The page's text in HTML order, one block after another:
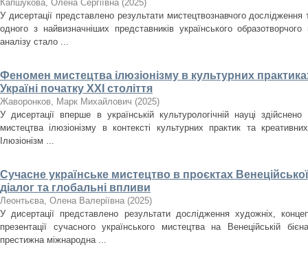
Капшукова, Олена Сергіївна (2025)
У дисертації представлено результати мистецтвознавчого
одного з найвизначніших представників українського
аналізу стало ...
Феномен мистецтва ілюзіонізму в культурних
Україні початку ХХІ століття
Жаворонков, Марк Михайлович (2025)
У дисертації вперше в українській культурологічній науці
мистецтва ілюзіонізму в контексті культурних практик та
Ілюзіонізм ...
Сучасне українське мистецтво в проєктах
діалог та глобальні впливи
Леонтьєва, Олена Валеріївна (2025)
У дисертації представлено результати дослідження художніх,
презентації сучасного українського мистецтва на Венеційській
престижна міжнародна ...